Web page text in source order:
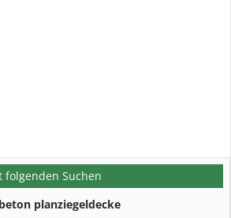
folgenden Suchen
beton planziegeldecke